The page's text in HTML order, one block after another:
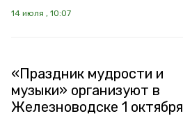
14 июля , 10:07
«Праздник мудрости и
музыки» организуют в
Железноводске 1 октября